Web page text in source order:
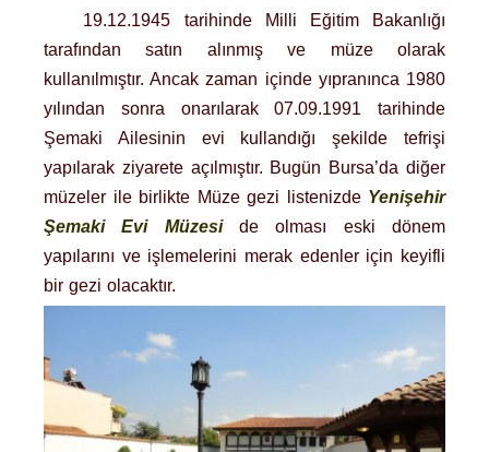
19.12.1945 tarihinde Milli Eğitim Bakanlığı
tarafından satın alınmış ve müze olarak
kullanılmıştır. Ancak zaman içinde yıpranınca 1980
yılından sonra onarılarak 07.09.1991 tarihinde
Şemaki Ailesinin evi kullandığı şekilde tefrişi
yapılarak ziyarete açılmıştır. Bugün Bursa’da diğer
müzeler ile birlikte Müze gezi listenizde Yenişehir
Şemaki Evi Müzeside olması eski dönem
yapılarını ve işlemelerini merak edenler için keyifli
bir gezi olacaktır.